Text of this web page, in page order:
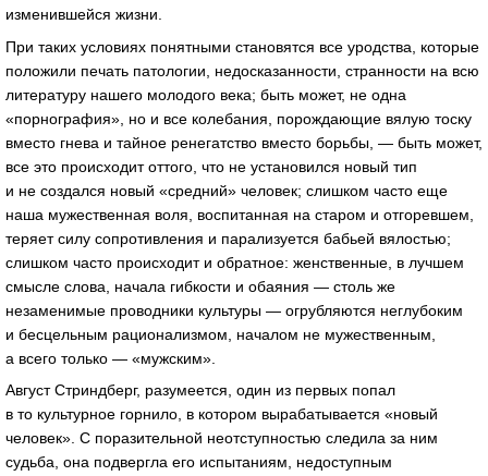
изменившейся жизни.
При таких условиях понятными становятся все уродства, которые
положили печать патологии, недосказанности, странности на всю
литературу нашего молодого века; быть может, не одна
«порнография», но и все колебания, порождающие вялую тоску
вместо гнева и тайное ренегатство вместо борьбы, — быть может,
все это происходит оттого, что не установился новый тип
и не создался новый «средний» человек; слишком часто еще
наша мужественная воля, воспитанная на старом и отгоревшем,
теряет силу сопротивления и парализуется бабьей вялостью;
слишком часто происходит и обратное: женственные, в лучшем
смысле слова, начала гибкости и обаяния — столь же
незаменимые проводники культуры — огрубляются неглубоким
и бесцельным рационализмом, началом не мужественным,
а всего только — «мужским».
Август Стриндберг, разумеется, один из первых попал
в то культурное горнило, в котором вырабатывается «новый
человек». С поразительной неотступностью следила за ним
судьба, она подвергла его испытаниям, недоступным